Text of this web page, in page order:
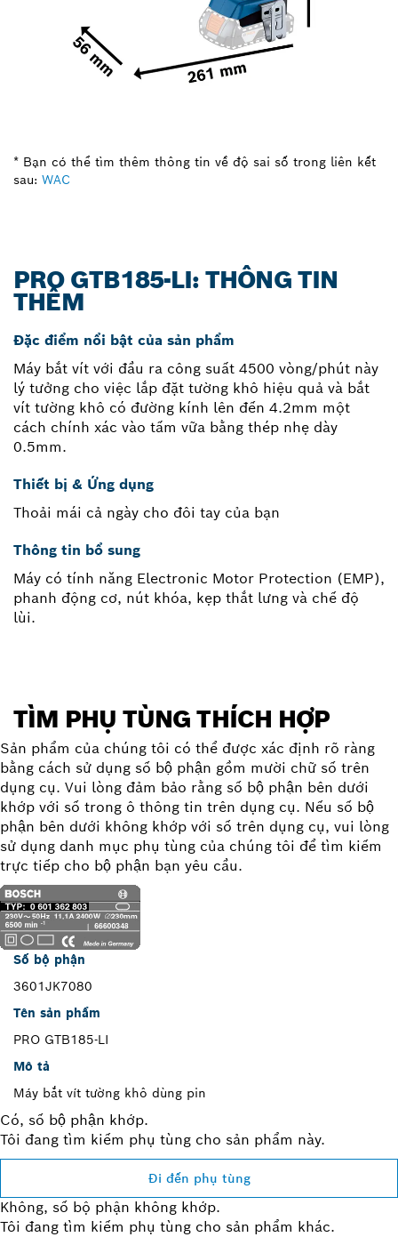
* Bạn có thể tìm thêm thông tin về độ sai số trong liên kết
sau: WAC
PRO GTB185-LI: THÔNG TIN
THÊM
Đặc điểm nổi bật của sản phẩm
Máy bắt vít với đầu ra công suất 4500 vòng/phút này
lý tưởng cho việc lắp đặt tường khô hiệu quả và bắt
vít tường khô có đường kính lên đến 4.2mm một
cách chính xác vào tấm vữa bằng thép nhẹ dày
0.5mm.
Thiết bị & Ứng dụng
Thoải mái cả ngày cho đôi tay của bạn
Thông tin bổ sung
Máy có tính năng Electronic Motor Protection (EMP),
phanh động cơ, nút khóa, kẹp thắt lưng và chế độ
lùi.
TÌM PHỤ TÙNG THÍCH HỢP
Sản phẩm của chúng tôi có thể được xác định rõ ràng
bằng cách sử dụng số bộ phận gồm mười chữ số trên
dụng cụ. Vui lòng đảm bảo rằng số bộ phận bên dưới
khớp với số trong ô thông tin trên dụng cụ. Nếu số bộ
phận bên dưới không khớp với số trên dụng cụ, vui lòng
sử dụng danh mục phụ tùng của chúng tôi để tìm kiếm
trực tiếp cho bộ phận bạn yêu cầu.
Số bộ phận
3601JK7080
Tên sản phẩm
PRO GTB185-LI
Mô tả
Máy bắt vít tường khô dùng pin
Có, số bộ phận khớp.
Tôi đang tìm kiếm phụ tùng cho sản phẩm này.
Đi đến phụ tùng
Không, số bộ phận không khớp.
Tôi đang tìm kiếm phụ tùng cho sản phẩm khác.